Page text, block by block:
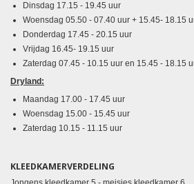
Dinsdag 17.15 - 19.45 uur
Woensdag 05.50 - 07.40 uur + 15.45- 18.15
Donderdag 17.45 - 20.15 uur
Vrijdag 16.45- 19.15 uur
Zaterdag 07.45 - 10.15 uur en 15.45 - 18.15
Dryland:
Maandag 17.00 - 17.45 uur
Woensdag 15.00 - 15.45 uur
Zaterdag 10.15 - 11.15 uur
KLEEDKAMERVERDELING